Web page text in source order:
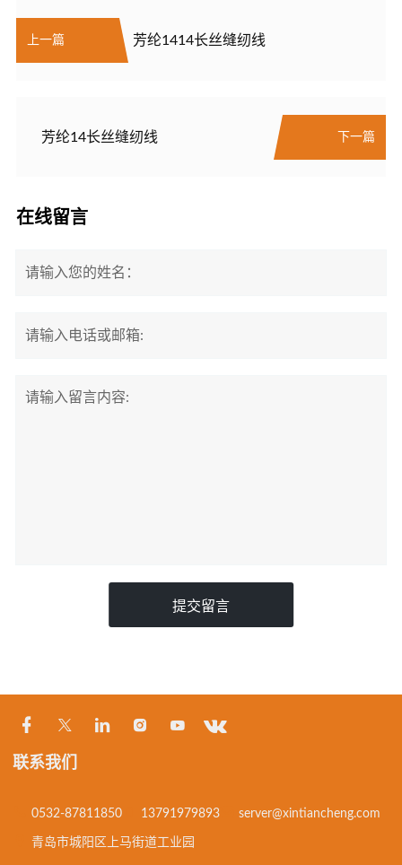
上一篇 芳纶1414长丝缝纫线
芳纶14长丝缝纫线 下一篇
在线留言
提交留言
联系我们
0532-87811850 13791979893 server@xintiancheng.com
青岛市城阳区上马街道工业园